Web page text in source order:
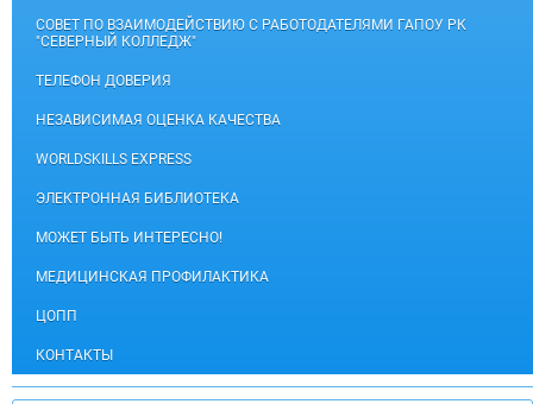
СОВЕТ ПО ВЗАИМОДЕЙСТВИЮ С РАБОТОДАТЕЛЯМИ ГАПОУ РК
"СЕВЕРНЫЙ КОЛЛЕДЖ"
ТЕЛЕФОН ДОВЕРИЯ
НЕЗАВИСИМАЯ ОЦЕНКА КАЧЕСТВА
WORLDSKILLS EXPRESS
ЭЛЕКТРОННАЯ БИБЛИОТЕКА
МОЖЕТ БЫТЬ ИНТЕРЕСНО!
МЕДИЦИНСКАЯ ПРОФИЛАКТИКА
ЦОПП
КОНТАКТЫ